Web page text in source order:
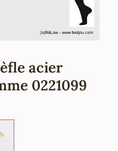
acier
0221099